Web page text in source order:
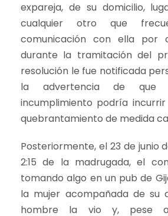
expareja, de su domicilio,
cualquier otro que
comunicación con ella por
durante la tramitación del
resolución le fue notificada
la advertencia de
incumplimiento podría
quebrantamiento de medida
Posteriormente, el 23 de junio
2:15 de la madrugada, el
tomando algo en un pub de
la mujer acompañada de su
hombre la vio y, pese